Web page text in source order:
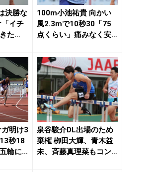
決勝な
イチ
た
100m小池祐貴 向かい
風2.3mで10秒30「75
点くらい」痛みなく安
明け3
秒18
輪に
泉谷駿介DL出場のため
棄権 栁田大輝、青木益
未、斉藤真理菜もコン